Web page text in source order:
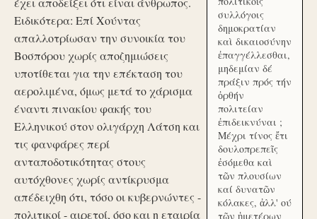
Ειδικότερα: Επί Χούντας
απαλλοτρίωσαν την συνοικία του
Βοσπόρου χωρίς αποζημιώσεις
υποτίθεται για την επέκταση του
αερολιμένα, όμως μετά το χάρισμα
έναντι πινακίου φακής του
Ελληνικού στον ολιγάρχη Λάτση και
τις φανφάρες περί
ανταποδοτικότητας στους
αυτόχθονες χωρίς αντίκρυσμα
απέδειχθη ότι, τόσο οι κυβερνώντες -
πολιτικοί - αιρετοί, όσο και η εταιρία
συλλόγοις
δημοκρατίαν
καὶ δικαιοσύνην
ἐπαγγέλλεσθαι,
μηδεμίαν δέ
πράξιν πρός τήν
ὀρθήν
πολιτείαν
ἐπιδεικνύναι ;
Μέχρι τίνος ἔτι
δουλοπρεπεῖς
ἐσόμεθα καὶ
τῶν πλουσίων
καί δυνατῶν
κόλακες, ἀλλ' ού
τῶν ἡμετέρων